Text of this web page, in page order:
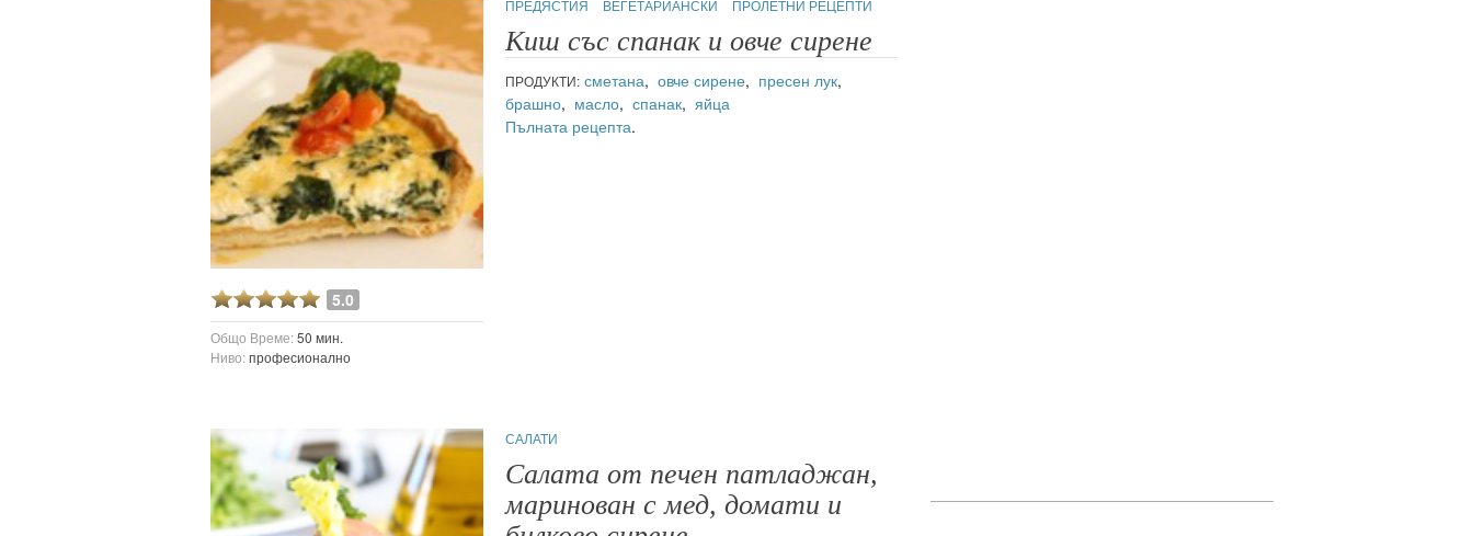
5.0
Общо Време:50 мин.
Ниво:професионално
ПРЕДЯСТИЯ ВЕГЕТАРИАНСКИ ПРОЛЕТНИ РЕЦЕПТИ
Киш със спанак и овче сирене
ПРОДУКТИ: сметана,овче сирене, пресен лук,
брашно, масло,спанак,яйца
Пълната рецепта.
САЛАТИ
Салата от печен патладжан,
маринован с мед, домати и